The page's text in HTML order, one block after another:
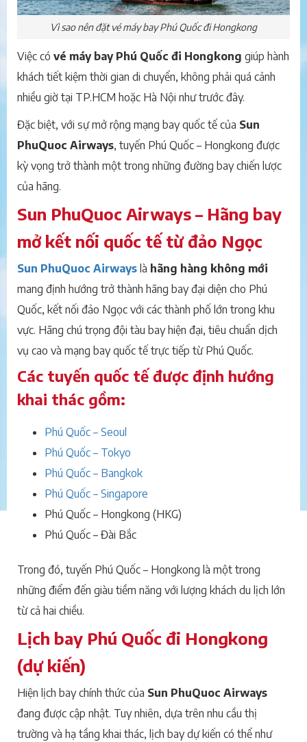
Vì sao nên đặt vé máy bay Phú Quốc đi Hongkong
Việc có vé máy bay Phú Quốc đi Hongkong giúp hành
khách tiết kiệm thời gian di chuyển, không phải quá cảnh
nhiều giờ tại TP.HCM hoặc Hà Nội như trước đây.
Đặc biệt, với sự mở rộng mạng bay quốc tế của Sun
PhuQuoc Airways, tuyến Phú Quốc – Hongkong được
kỳ vọng trở thành một trong những đường bay chiến lược
của hãng.
Sun PhuQuoc Airways – Hãng bay
mở kết nối quốc tế từ đảo Ngọc
Sun PhuQuoc Airways là hãng hàng không mới
mang định hướng trở thành hãng bay đại diện cho Phú
Quốc, kết nối đảo Ngọc với các thành phố lớn trong khu
vực. Hãng chú trọng đội tàu bay hiện đại, tiêu chuẩn dịch
vụ cao và mạng bay quốc tế trực tiếp từ Phú Quốc.
Các tuyến quốc tế được định hướng
khai thác gồm:
Phú Quốc – Seoul
Phú Quốc – Tokyo
Phú Quốc – Bangkok
Phú Quốc – Singapore
Phú Quốc – Hongkong (HKG)
Phú Quốc – Đài Bắc
Trong đó, tuyến Phú Quốc – Hongkong là một trong
những điểm đến giàu tiềm năng với lượng khách du lịch lớn
từ cả hai chiều.
Lịch bay Phú Quốc đi Hongkong
(dự kiến)
Hiện lịch bay chính thức của Sun PhuQuoc Airways
đang được cập nhật. Tuy nhiên, dựa trên nhu cầu thị
trường và hạ tầng khai thác, lịch bay dự kiến có thể như